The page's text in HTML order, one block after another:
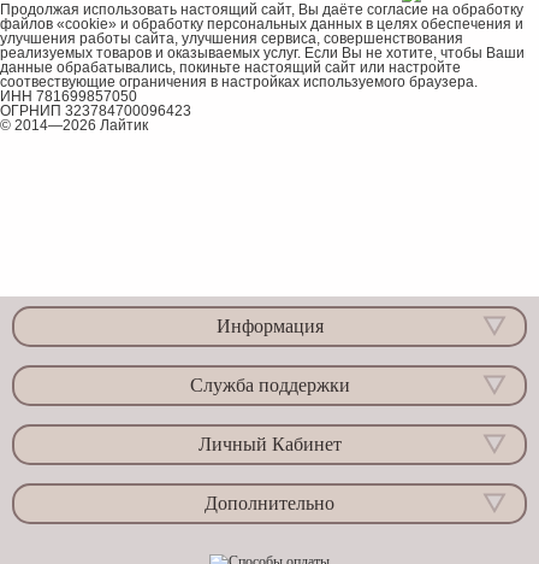
Продолжая использовать настоящий сайт, Вы даёте согласие на обработку
файлов «cookie» и обработку персональных данных в целях обеспечения и
улучшения работы сайта, улучшения сервиса, совершенствования
реализуемых товаров и оказываемых услуг. Если Вы не хотите, чтобы Ваши
данные обрабатывались, покиньте настоящий сайт или настройте
соотвествующие ограничения в настройках используемого браузера.
ИНН 781699857050
ОГРНИП 323784700096423
© 2014—2026 Лайтик
Информация
Служба поддержки
Личный Кабинет
Дополнительно